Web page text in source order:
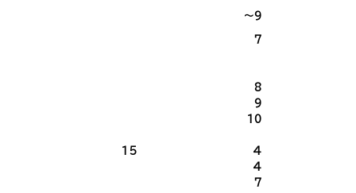
～9
7
8
9
10
15
4
4
7